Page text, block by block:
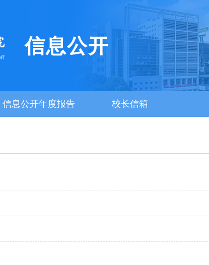
信息公开
信息公开年度报告 校长信箱